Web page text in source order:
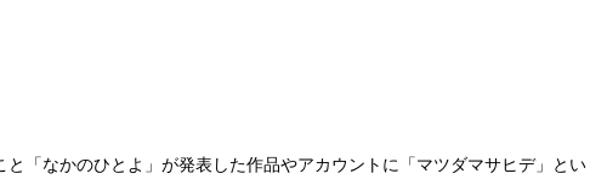
と「なかのひとよ」が発表した作品やアカウントに「マツダマサヒデ」とい